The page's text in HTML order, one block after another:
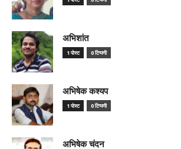
अभिशांत
1 पोस्ट 0 टिप्पणी
अभिषेक कश्यप
1 पोस्ट 0 टिप्पणी
अभिषेक चंदन